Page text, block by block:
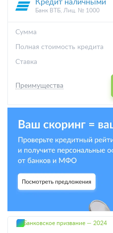
Кредит наличными
Банк ВТБ, Лиц. № 1000
Cумма
Полная стоимость кредита
Ставка
Преимущества
Банковское призвание — 2024